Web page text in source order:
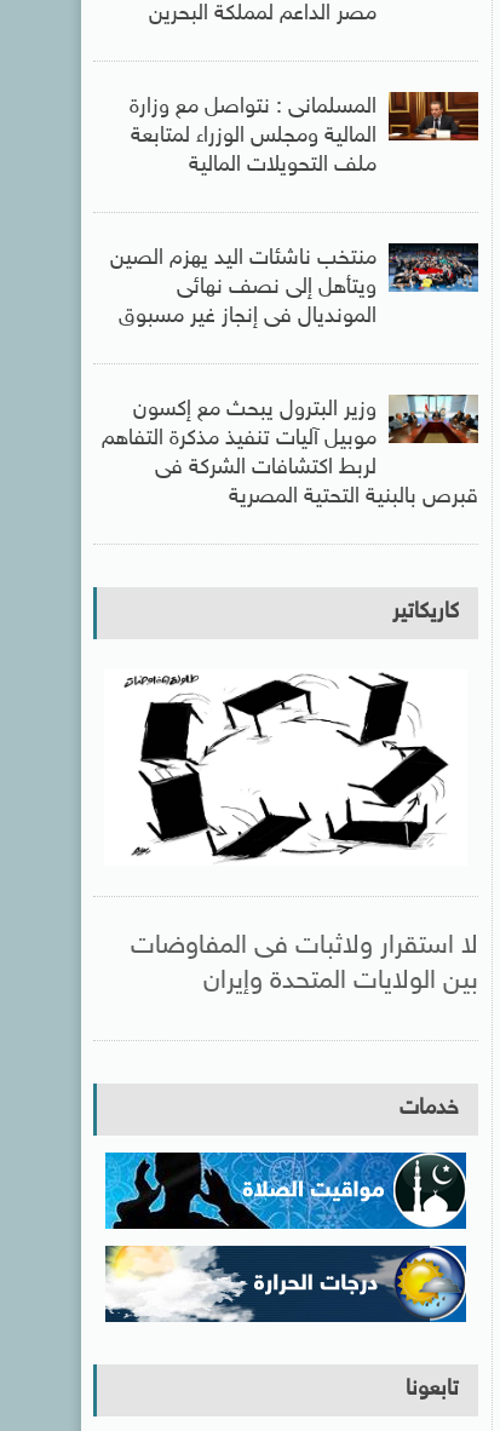
مصر الداعم لمملكة البحرين
المسلمانى : نتواصل مع وزارة
المالية ومجلس الوزراء لمتابعة
ملف التحويلات المالية
منتخب ناشئات اليد يهزم الصين
ويتأهل إلى نصف نهائى
المونديال فى إنجاز غير مسبوق
وزير البترول يبحث مع إكسون
موبيل آليات تنفيذ مذكرة التفاهم
لربط اكتشافات الشركة فى
قبرص بالبنية التحتية المصرية
كاريكاتير
لا استقرار ولاثبات فى المفاوضات
بين الولايات المتحدة وإيران
خدمات
تابعونا